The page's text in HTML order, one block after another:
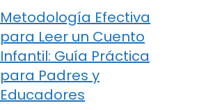
Metodología Efectiva
para Leer un Cuento
Infantil: Guía Práctica
para Padres y
Educadores